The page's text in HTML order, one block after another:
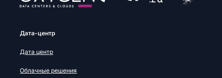
Дата-центр
Дата центр
Облачные решения